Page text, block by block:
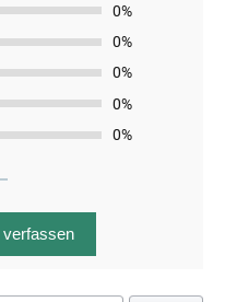
0%
0%
0%
0%
0%
verfassen